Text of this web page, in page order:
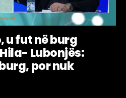
u fut në burg
Lubonjës:
por nuk